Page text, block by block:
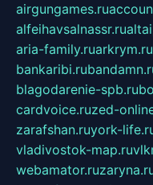
airgungames.ru
alfeihavsalnassr.ru
aria-family.ruarkrym.ru
bankaribi.ru
blagodarenie-spb.ru
cardvoice.ruzed-
zarafshan.ruyork-
vladivostok-map.ru
webamator.ru